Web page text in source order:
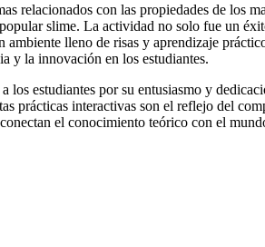
relacionados con las propiedades de los
slime. La actividad no solo fue un
lleno de risas y aprendizaje
y la innovación en los estudiantes.
los estudiantes por su entusiasmo y
prácticas interactivas son el reflejo del
el conocimiento teórico con el